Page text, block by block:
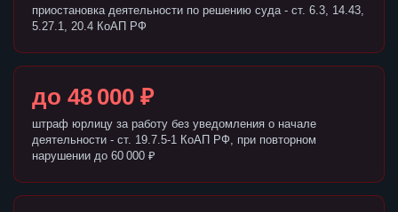
приостановка деятельности по решению суда - ст. 6.3, 14.43,
5.27.1, 20.4 КоАП РФ
до 48 000 ₽
штраф юрлицу за работу без уведомления о начале
деятельности - ст. 19.7.5-1 КоАП РФ, при повторном
нарушении до 60 000 ₽